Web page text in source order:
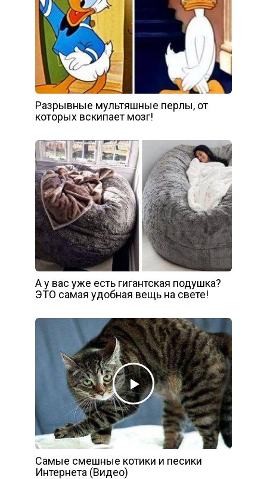
Разрывные мультяшные перлы, от
которых вскипает мозг!
А у вас уже есть гигантская подушка?
ЭТО самая удобная вещь на свете!
Самые смешные котики и песики
Интернета (Видео)